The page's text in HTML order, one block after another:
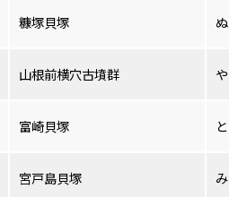
糠塚貝塚
山根前横穴古墳群
富崎貝塚
宮戸島貝塚